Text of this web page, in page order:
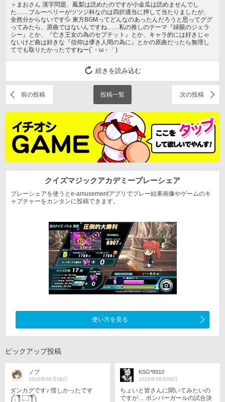
＞まおさん 漢字問題、鳳梨は読めたのですが小金瓜は読めませんでし
た……ブルーベリーがツツジ科なのは四択適当に押して当たりましたが、
全然分からないです💦 東方BGMってどんなのあったんだろうと思ってググ
ってみたら、原曲ではないんですね……私の推しのテーマ『緑眼のジェラ
シー』とか、『亡き王女の為のセプテット』とか、キャラ的には好きじゃ
ないけど曲は好きな『信仰は儚き人間の為に』とかの原曲だったら無理し
てでも取りたかったですねー(´・ω・｀)
続きを読み込む
前の投稿 投稿一覧 次の投稿
クイズマジックアカデミープレーシェア
プレーシェアを使うとe-amusementアプリでプレー結果画像やゲームのキ
ャプチャーをカンタンに投稿できます。
使い方を見る
ピックアップ投稿
ノブ
2026年08月08日
ダンカグです♪ 惜しかったです
༼⁠;⁠´⁠༎ຶ⁠ ⁠۝ ⁠༎ຶ⁠༽
KSG*8910
2026年08月08日
ちょいと皆さんに聞いてみたいの
ですが… ボンバーガールの試合決